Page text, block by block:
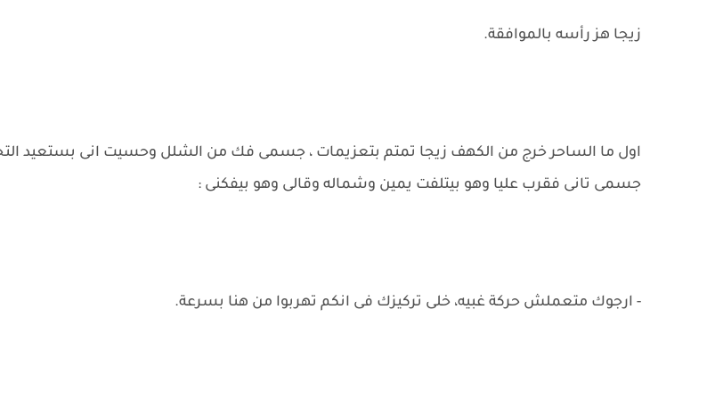
زيجا هز رأسه بالموافقة.
اول ما الساحر خرج من الكهف زيجا تمتم بتعزيمات ، جسمى فك من الشلل وحسيت انى بستعيد
جسمى تانى فقرب عليا وهو بيتلفت يمين وشماله وقالى وهو بيفكنى :
- ارجوك متعملش حركة غبيه، خلى تركيزك فى انكم تهربوا من هنا بسرعة.